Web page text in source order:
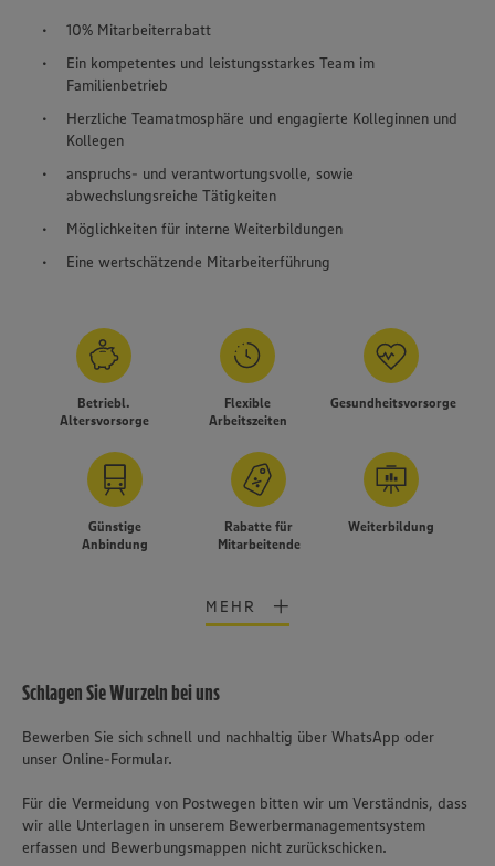
10% Mitarbeiterrabatt
Ein kompetentes und leistungsstarkes Team im
Familienbetrieb
Herzliche Teamatmosphäre und engagierte Kolleginnen und
Kollegen
anspruchs- und verantwortungsvolle, sowie
abwechslungsreiche Tätigkeiten
Möglichkeiten für interne Weiterbildungen
Eine wertschätzende Mitarbeiterführung
Betriebl.
Altersvorsorge
Flexible
Arbeitszeiten
Gesundheitsvorsorge
Günstige
Anbindung
Rabatte für
Mitarbeitende
Weiterbildung
MEHR
Schlagen Sie Wurzeln bei uns
Bewerben Sie sich schnell und nachhaltig über WhatsApp oder
unser Online-Formular.
Für die Vermeidung von Postwegen bitten wir um Verständnis, dass
wir alle Unterlagen in unserem Bewerbermanagementsystem
erfassen und Bewerbungsmappen nicht zurückschicken.